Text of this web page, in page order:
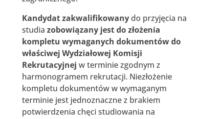
Kandydat zakwalifikowanydo przyjęcia na
studia zobowiązany jest do złożenia
kompletu wymaganych dokumentów do
właściwej Wydziałowej Komisji
Rekrutacyjnej w terminie zgodnym z
harmonogramem rekrutacji. Niezłożenie
kompletu dokumentów w wymaganym
terminie jest jednoznaczne z brakiem
potwierdzenia chęci studiowania na